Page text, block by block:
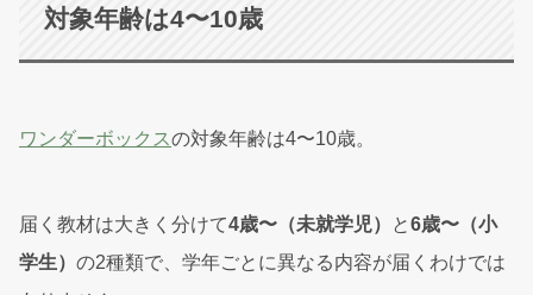
対象年齢は4〜10歳
ワンダーボックスの対象年齢は4〜10歳。
届く教材は大きく分けて4歳〜（未就学児） と6歳〜（小
学生） の2種類で、学年ごとに異なる内容が届くわけでは